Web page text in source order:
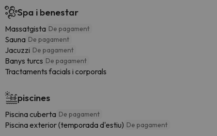
Spa i benestar
Massatgista De pagament
Sauna De pagament
Jacuzzi De pagament
Banys turcs De pagament
Tractaments facials i corporals
piscines
Piscina cuberta De pagament
Piscina exterior (temporada d'estiu) De pagament